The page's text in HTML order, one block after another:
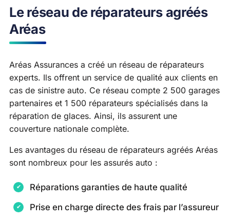
Le réseau de réparateurs agréés
Aréas
Aréas Assurances a créé un réseau de réparateurs
experts. Ils offrent un service de qualité aux clients en
cas de sinistre auto. Ce réseau compte 2 500 garages
partenaires et 1 500 réparateurs spécialisés dans la
réparation de glaces. Ainsi, ils assurent une
couverture nationale complète.
Les avantages du réseau de réparateurs agréés Aréas
sont nombreux pour les assurés auto :
Réparations garanties de haute qualité
Prise en charge directe des frais par l’assureur